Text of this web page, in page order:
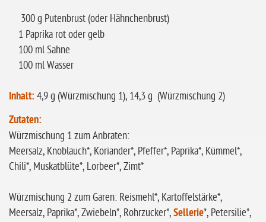
300 g Putenbrust (oder Hähnchenbrust)
1 Paprika rot oder gelb
100 ml Sahne
100 ml Wasser
Inhalt: 4,9 g (Würzmischung 1), 14,3 g (Würzmischung 2)
Zutaten:
Würzmischung 1 zum Anbraten:
Meersalz, Knoblauch*, Koriander*, Pfeffer*, Paprika*, Kümmel*,
Chili*, Muskatblüte*, Lorbeer*, Zimt*
Würzmischung 2 zum Garen: Reismehl*, Kartoffelstärke*,
Meersalz, Paprika*, Zwiebeln*, Rohrzucker*,Sellerie*, Petersilie*,